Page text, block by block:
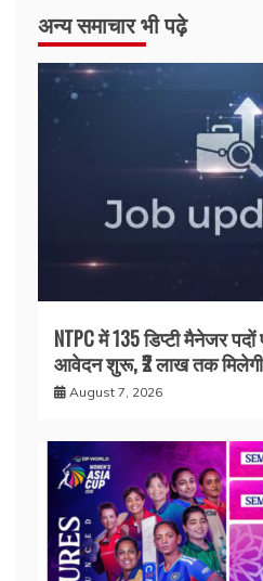
अन्य समाचार भी पढ़े
NTPC में 135 डिप्टी मैनेजर
आवेदन शुरू, ₹2 लाख तक
August 7, 2026